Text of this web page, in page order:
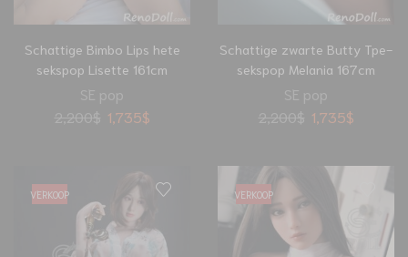
Schattige Bimbo Lips hete
sekspop Lisette 161cm
SE pop
2,200$ 1,735$
Schattige zwarte Butty Tpe-
sekspop Melania 167cm
SE pop
2,200$ 1,735$
VERKOOP VERKOOP